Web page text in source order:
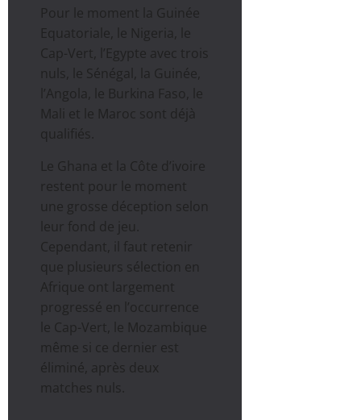
Pour le moment la Guinée
Equatoriale, le Nigeria, le
Cap-Vert, l’Egypte avec trois
nuls, le Sénégal, la Guinée,
l’Angola, le Burkina Faso, le
Mali et le Maroc sont déjà
qualifiés.
Le Ghana et la Côte d’ivoire
restent pour le moment
une grosse déception selon
leur fond de jeu.
Cependant, il faut retenir
que plusieurs sélection en
Afrique ont largement
progressé en l’occurrence
le Cap-Vert, le Mozambique
même si ce dernier est
éliminé, après deux
matches nuls.